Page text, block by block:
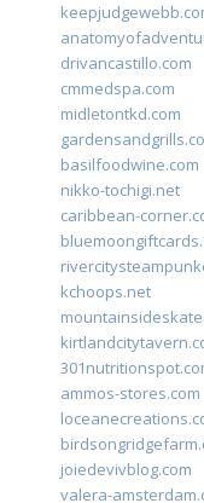
drivancastillo.com
cmmedspa.com
midletontkd.com
basilfoodwine.com
nikko-tochigi.net
caribbean-
kchoops.net
ammos-stores.com
joiedevivblog.com
valera-